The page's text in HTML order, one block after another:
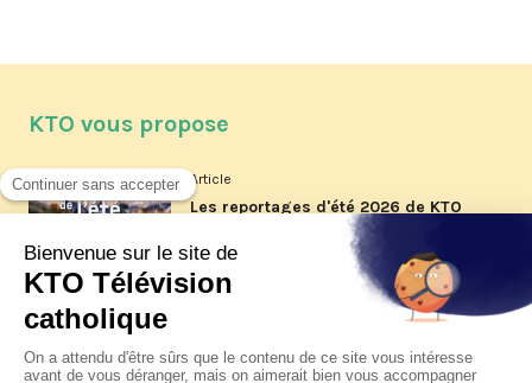
KTO vous propose
Article
Les reportages d'été 2026 de KTO
Article
La visite pastorale du pape Léon
jeudi 6 août